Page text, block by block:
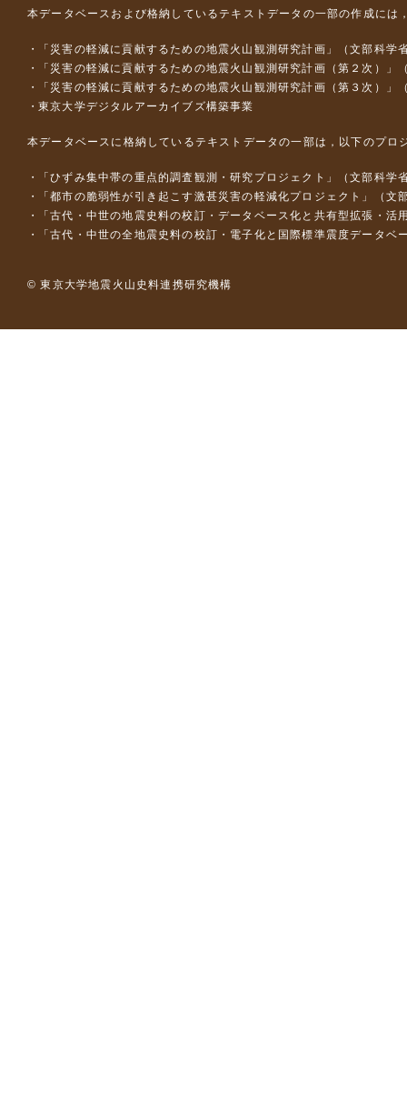
本データベースおよび格納しているテキストデータの一部の作成には
「災害の軽減に貢献するための地震火山観測研究計画」（文部科学
「災害の軽減に貢献するための地震火山観測研究計画（第２次）」
「災害の軽減に貢献するための地震火山観測研究計画（第３次）」
東京大学デジタルアーカイブズ構築事業
本データベースに格納しているテキストデータの一部は，以下のプロ
「ひずみ集中帯の重点的調査観測・研究プロジェクト」（文部科
「都市の脆弱性が引き起こす激甚災害の軽減化プロジェクト」（
「古代・中世の地震史料の校訂・データベース化と共有型拡張・
「古代・中世の全地震史料の校訂・電子化と国際標準震度データ
© 東京大学地震火山史料連携研究機構